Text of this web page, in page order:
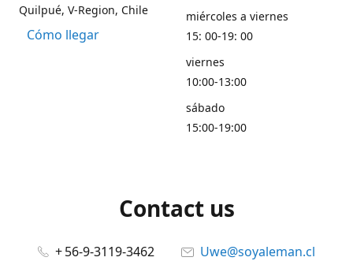
Quilpué, V-Region, Chile
Cómo llegar
miércoles a viernes
15: 00-19: 00
viernes
10:00-13:00
sábado
15:00-19:00
Contact us
+ 56-9-3119-3462
Uwe@soyaleman.cl